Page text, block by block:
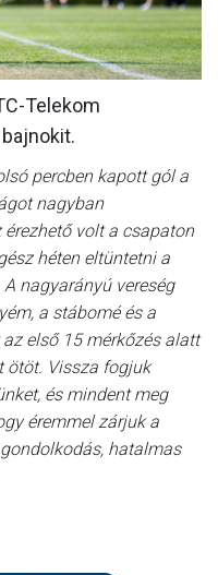
Telekom
percben kapott gól a
nagyban
volt a csapaton
héten eltüntetni a
nagyarányú vereség
a stábomé és a
első 15 mérkőzés alatt
ötöt. Vissza fogjuk
és mindent meg
éremmel zárjuk a
hatalmas